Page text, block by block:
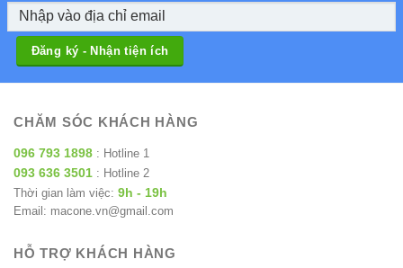
CHĂM SÓC KHÁCH HÀNG
096 793 1898 : Hotline 1
093 636 3501 : Hotline 2
Thời gian làm việc: 9h - 19h
Email: macone.vn@gmail.com
HỖ TRỢ KHÁCH HÀNG